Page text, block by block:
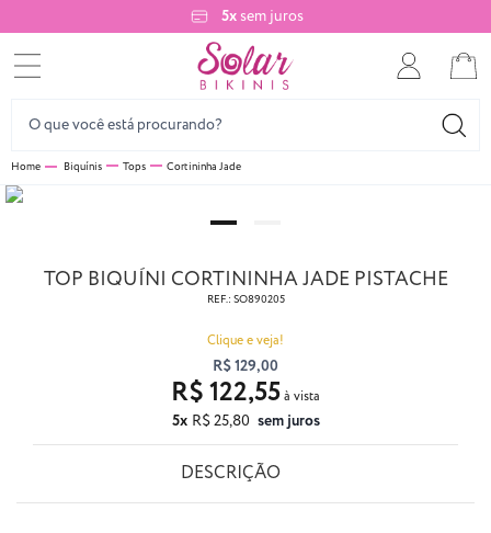
5xsem juros
Biquínis Tops Cortininha Jade
TOP BIQUÍNI CORTININHA JADE PISTACHE
REF.: SO890205
Clique e veja!
R$ 129,00
5x R$ 25,80 sem juros
R$ 122,55
DESCRIÇÃO